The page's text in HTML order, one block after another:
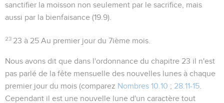
sanctifier la moisson non seulement par le sacrifice, mais
aussi par la bienfaisance (19.9).
23 23 à 25 Au premier jour du 7ième mois.
Nous avons dit que dans l'ordonnance du chapitre 23 il n'est
pas parlé de la fête mensuelle des nouvelles lunes à chaque
premier jour du mois (comparez Nombres 10.10 ; 28.11-15
Cependant il est une nouvelle lune d'un caractère tout